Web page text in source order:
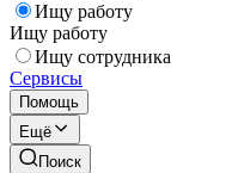
Ищу работу
Ищу работу
Ищу сотрудника
Сервисы
Помощь
Ещё
Поиск